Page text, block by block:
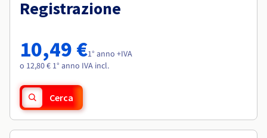
Tariffe
Roadmap & Changelog
Osservabilità
Roadmap & Changelog
Roadmap & Changelog
Roadmap & Changelog
Roadmap & Changelog
Registrazione
10,49 €1° anno +IVA
o 12,80 € 1° anno IVA incl.
Cerca